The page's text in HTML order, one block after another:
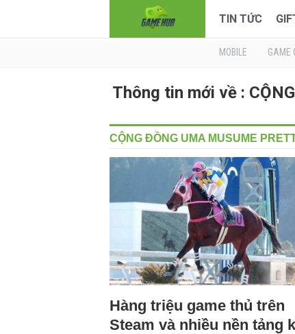
TIN TỨC
MOBILE GAME
Thông tin mới về :
CỘNG ĐỒNG UMA MUSUME
Hàng triệu game thủ trên
Steam và nhiều nền tảng